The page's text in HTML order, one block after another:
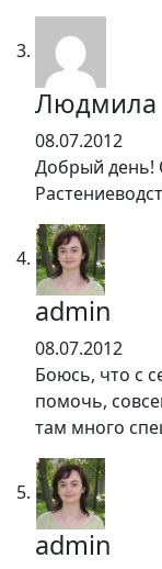
Людмила
08.07.2012
Добрый день!
admin
08.07.2012
Боюсь, что с
помочь,
там много
admin